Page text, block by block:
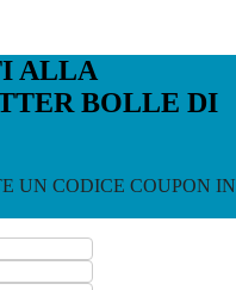
ALLA
BOLLE DI
UN CODICE COUPON IN